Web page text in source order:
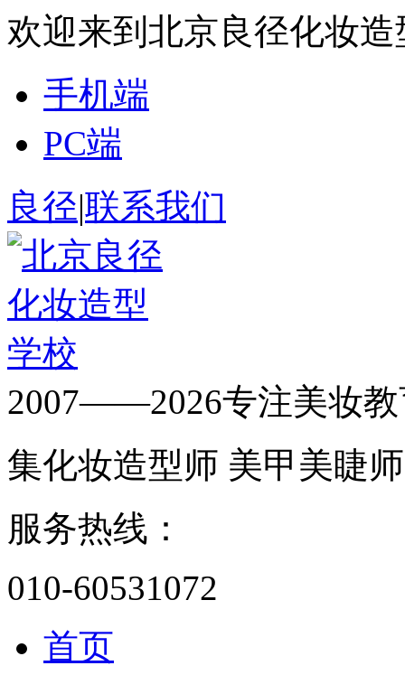
欢迎来到北京良径化妆
手机端
PC端
良径|联系我们
2007——2026专注美妆教
集化妆造型师 美甲美睫
服务热线：
010-60531072
首页